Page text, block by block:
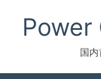
contentPower
国